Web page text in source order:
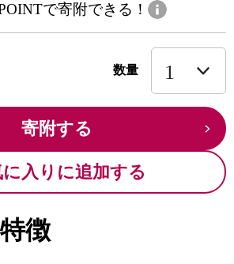
で寄附できる！
数量
寄附する
入りに追加する
徴